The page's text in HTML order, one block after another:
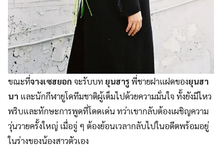
ขณะที่จางเซฮยอก จะรับบท ยุนฮารูพี่ชายฝาแฝดของยุนฮา
นา และนักกีฬายูโดทีมชาติผู้เต็มไปด้วยความมั่นใจ ทั้งยังมีไหว
พริบและทักษะการพูดที่โดดเด่น ทว่าเขากลับต้องเผชิญความ
วุ่นวายครั้งใหญ่ เมื่อจู่ ๆ ต้องย้อนเวลากลับไปในอดีตพร้อมอยู่
ในร่างของน้องสาวตัวเอง